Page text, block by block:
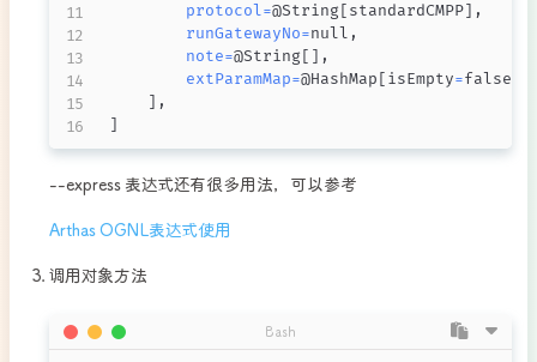
protocol=@String [standardCMPP] ,
runGatewayNo=null,
note=@String [ ] ,
extParamMap=@HashMap [isEmpty=false
]
]
--express 表达式还有很多用法，可以参考
Arthas OGNL表达式使用
调用对象方法
Bash